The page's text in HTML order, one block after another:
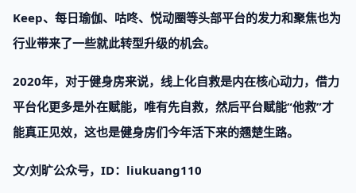
Keep、每日瑜伽、咕咚、悦动圈等头部平台的发力和聚焦也为
行业带来了一些就此转型升级的机会。
2020年，对于健身房来说，线上化自救是内在核心动力，借力
平台化更多是外在赋能，唯有先自救，然后平台赋能“他救”才
能真正见效，这也是健身房们今年活下来的翘楚生路。
文/刘旷公众号，ID：liukuang110